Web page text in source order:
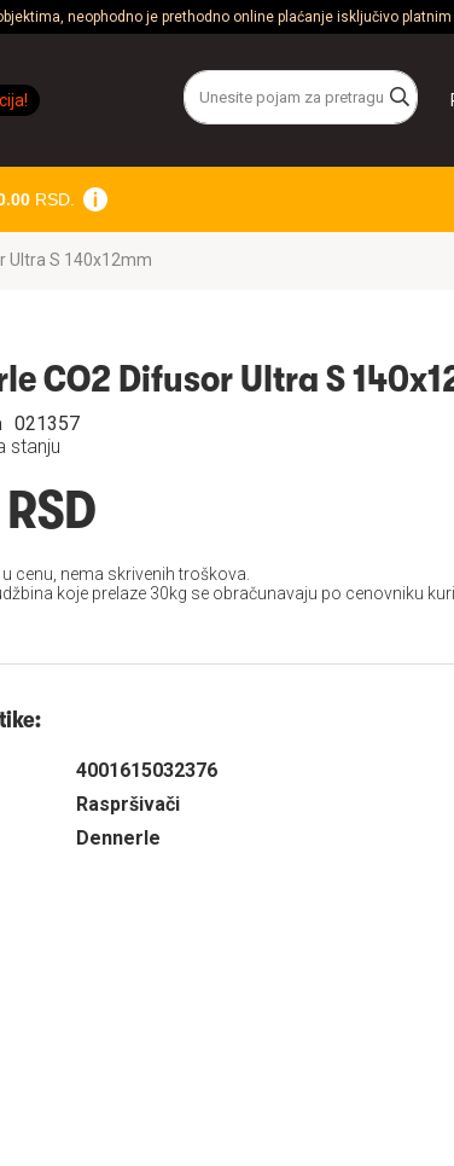
neophodno je prethodno online plaćanje isključivo
RSD.
Ultra S 140x12mm
CO2 Difusor Ultra S
stanju
021357
cenu, nema skrivenih troškova.
koje prelaze 30kg se obračunavaju po cenovniku
4001615032376
Raspršivači
Dennerle